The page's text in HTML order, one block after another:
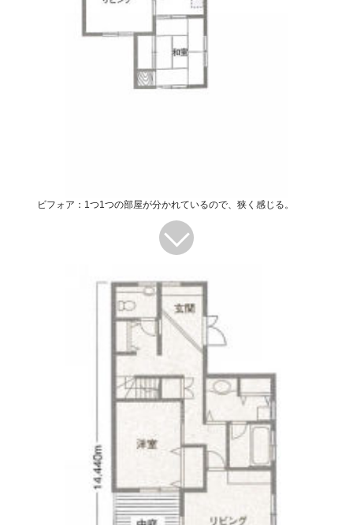
ビフォア：1つ1つの部屋が分かれているので、狭く感じる。